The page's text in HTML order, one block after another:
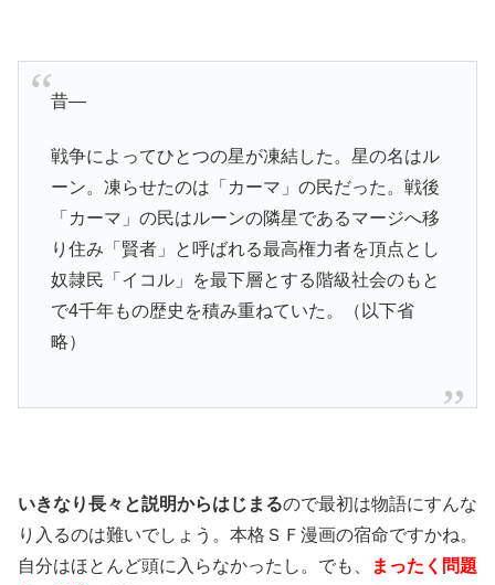
昔―
戦争によってひとつの星が凍結した。星の名はル
ーン。凍らせたのは「カーマ」の民だった。戦後
「カーマ」の民はルーンの隣星であるマージへ移
り住み「賢者」と呼ばれる最高権力者を頂点とし
奴隷民「イコル」を最下層とする階級社会のもと
で4千年もの歴史を積み重ねていた。（以下省
略）
いきなり長々と説明からはじまるので最初は物語にすんな
り入るのは難いでしょう。本格ＳＦ漫画の宿命ですかね。
自分はほとんど頭に入らなかったし。でも、
まったく問題